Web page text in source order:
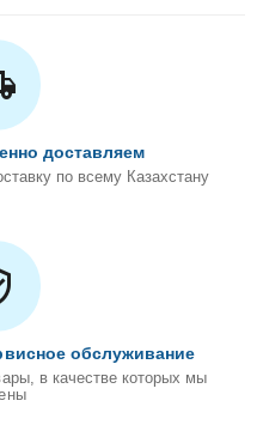
доставляем
по всему Казахстану
обслуживание
в качестве которых мы